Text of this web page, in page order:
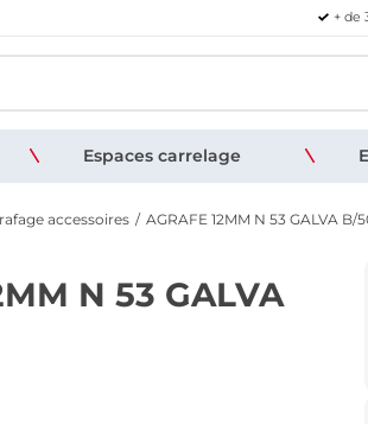
+ de
Espaces carrelage
accessoires AGRAFE 12MM N 53 GALVA B/
N 53 GALVA